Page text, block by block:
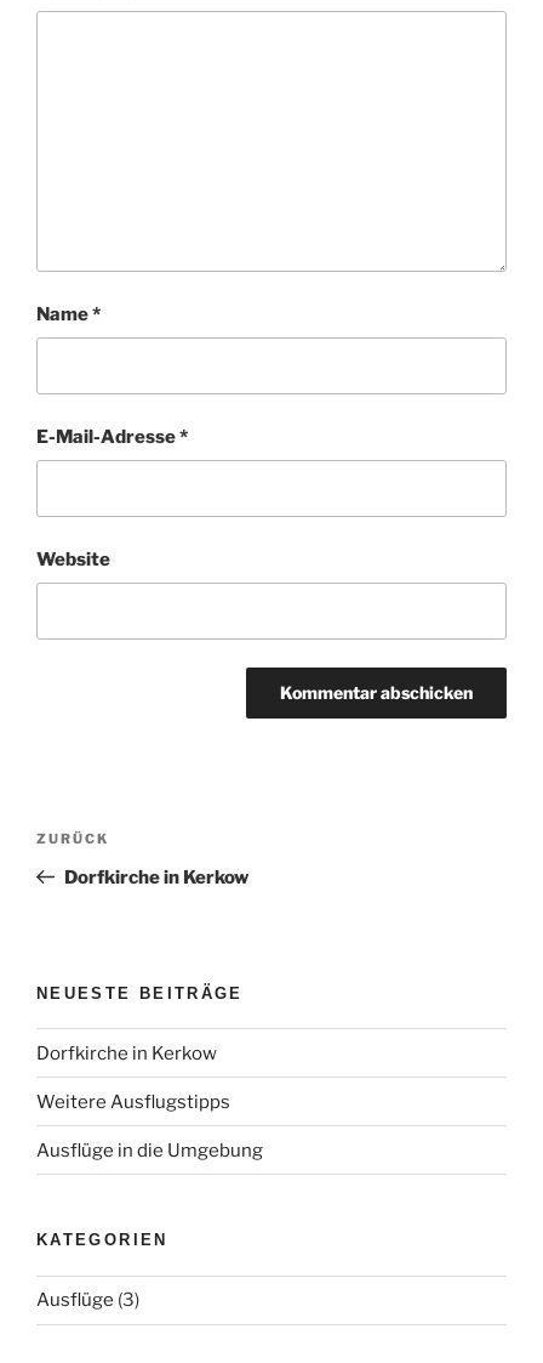
Name*
E-Mail-Adresse*
Website
Beitragsnavigation
Vorheriger
Beitrag
ZURÜCK
Dorfkirche in Kerkow
NEUESTE BEITRÄGE
Dorfkirche in Kerkow
Weitere Ausflugstipps
Ausflüge in die Umgebung
KATEGORIEN
Ausflüge (3)